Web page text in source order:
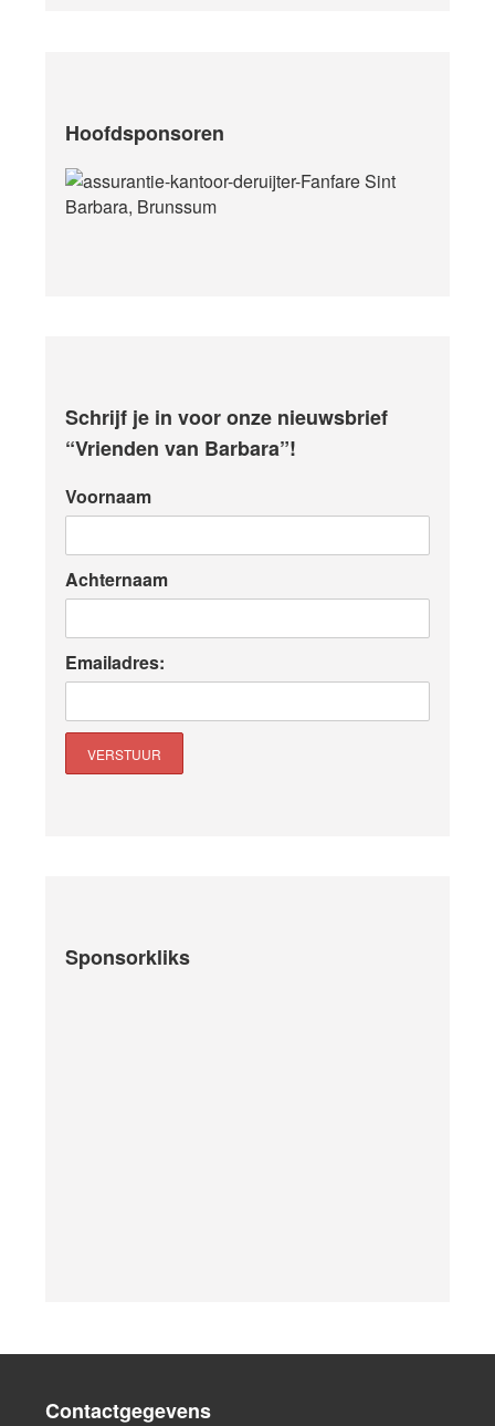
Hoofdsponsoren
Schrijf je in voor onze nieuwsbrief
“Vrienden van Barbara”!
Voornaam
Achternaam
Emailadres:
Sponsorkliks
Contactgegevens